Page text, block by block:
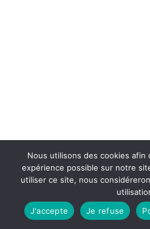
Nous utilisons des cookies afin
expérience possible sur notre
utiliser ce site, nous
J'accepte
Je refuse